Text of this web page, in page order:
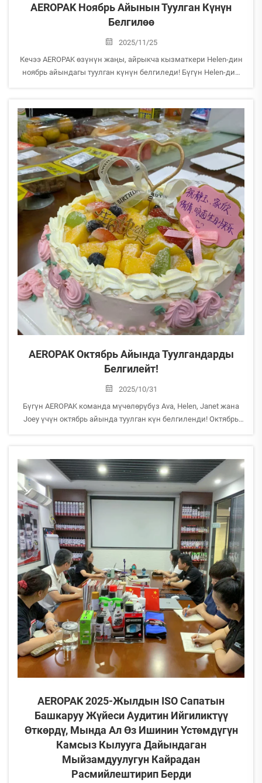
AEROPAK Ноябрь Айынын Туулган Күнүн
Белгилөө
2025/11/25
Кечээ AEROPAK өзүнүн жаңы, айрыкча кызматкери Helen-дин
ноябрь айындагы туулган күнүн белгиледи! Бүгүн Helen-дин
Шанхайга чыгышып кетти, ошондуктан ...
AEROPAK Октябрь Айында Туулгандарды
Белгилейт!
2025/10/31
Бүгүн AEROPAK команда мүчөлөрүбүз Ava, Helen, Janet жана
Joey үчүн октябрь айында туулган күн белгиленди! Октябрь
көргөзүүлөргө даярданууга бүтүн дилден камтылган...
AEROPAK 2025-Жылдын ISO Сапатын
Башкаруу Жүйеси Аудитин Ийгиликтүү
Өткөрдү, Мында Ал Өз Ишинин Үстөмдүгүн
Камсыз Кылууга Дайындаган
Мыйзамдуулугун Кайрадан
Расмийлештирип Берди